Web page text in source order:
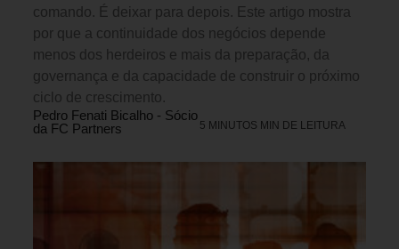
comando. É deixar para depois. Este artigo mostra
por que a continuidade dos negócios depende
menos dos herdeiros e mais da preparação, da
governança e da capacidade de construir o próximo
ciclo de crescimento.
Pedro Fenati Bicalho - Sócio
da FC Partners
5 MINUTOS MIN DE LEITURA